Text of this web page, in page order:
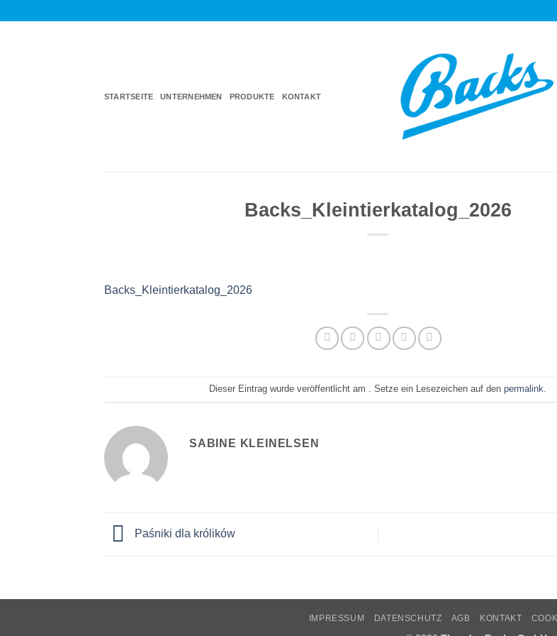
STARTSEITE UNTERNEHMEN PRODUKTE KONTAKT
Backs_Kleintierkatalog_2026
Backs_Kleintierkatalog_2026
Dieser Eintrag wurde veröffentlicht am . Setze ein Lesezeichen auf denpermalink
SABINE KLEINELSEN
Paśniki dla królików
IMPRESSUM DATENSCHUTZ AGB KONTAKT